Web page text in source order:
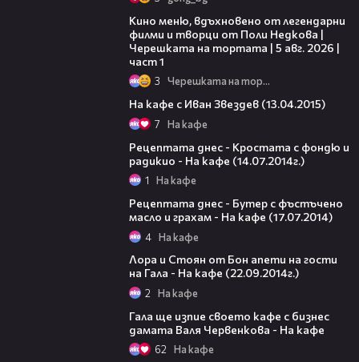
Кино меню, вдъхновено от легендарни
филми и творци от Поли Недкова |
Черешката на тортата | 5 авг. 2026 |
част 1
3 Черешката на тортата
На кафе с Иван Звездев (13.04.2015)
7 На кафе
Рецептата днес - Кростата с фондю и
радикио - На кафе (14.07.2014г.)
1 На кафе
Рецептата днес - Бутер с фъстъчено
масло и грахам - На кафе (17.07.2014)
4 На кафе
Лора и Стоян от Бон апети на гости
на Гала - На кафе (22.09.2014г.)
2 На кафе
Гала ще изпие своето кафе с бизнес
дамата Валя Червенкова - На кафе
62 На кафе